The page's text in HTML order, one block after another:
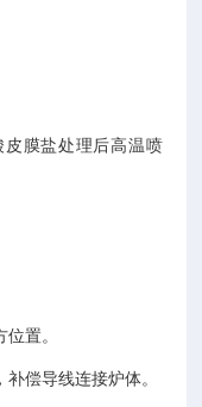
膜盐处理后高温喷
置。
偿导线连接炉体。